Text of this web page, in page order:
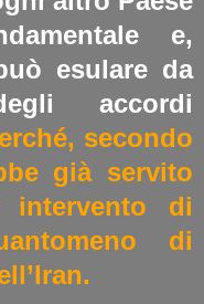
e,
esulare da
accordi
secondo
già servito
di
di